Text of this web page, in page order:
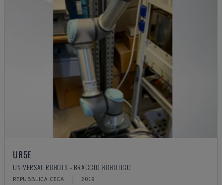
UR5E
UNIVERSAL ROBOTS - BRACCIO ROBOTICO
REPUBBLICA CECA 2019